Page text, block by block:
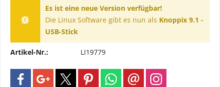
Es ist eine neue Version verfügbar!
Die Linux Software gibt es nun als Knoppix 9.1 -
USB-Stick
Artikel-Nr.: LI19779